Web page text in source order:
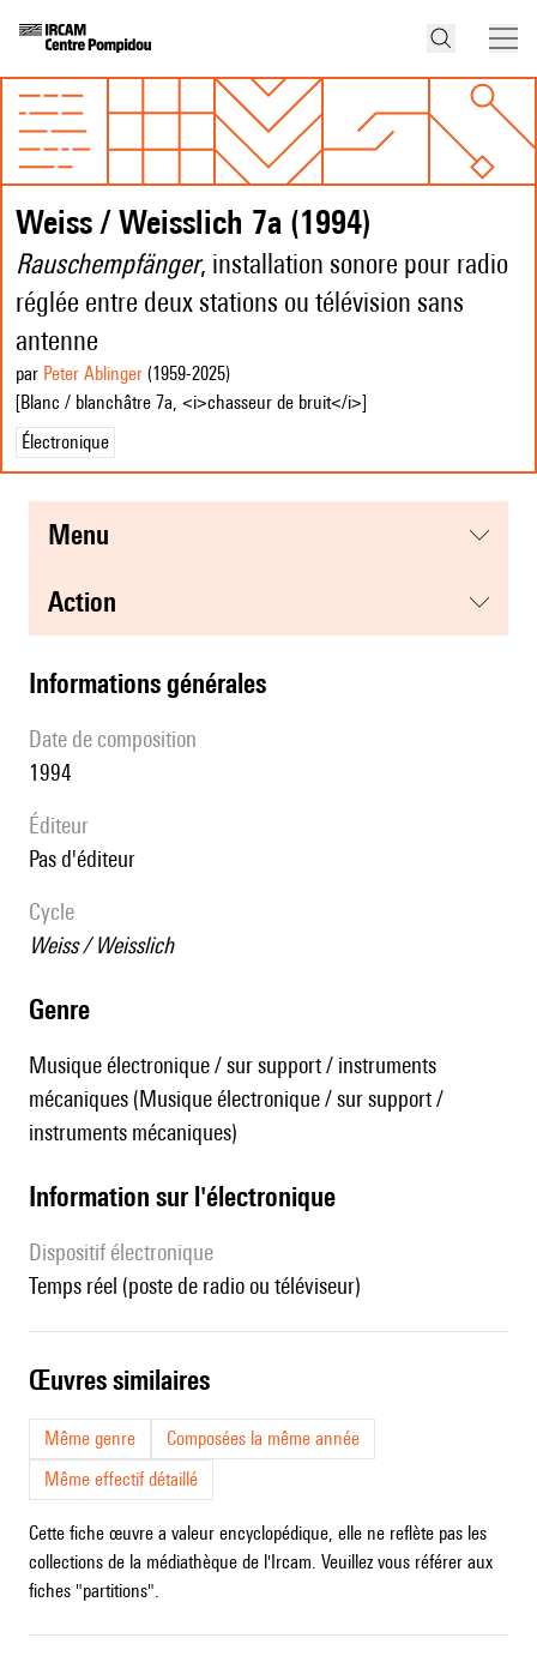
Weiss / Weisslich 7a (1994)
Rauschempfänger, installation sonore pour radio
réglée entre deux stations ou télévision sans
antenne
par Peter Ablinger (1959-2025)
[Blanc / blanchâtre 7a, <i>chasseur de bruit</i>]
Électronique
menu
action
informations générales
date de composition
1994
éditeur
pas d'éditeur
Cycle
Weiss / Weisslich
genre
Musique électronique / sur support / instruments
mécaniques (Musique électronique / sur support /
instruments mécaniques)
Information sur l'électronique
Dispositif électronique
temps réel (poste de radio ou téléviseur)
œuvres similaires
Même genre
Composées la même année
Même effectif détaillé
Cette fiche œuvre a valeur encyclopédique, elle ne reflète pas les
collections de la médiathèque de l'Ircam. Veuillez vous référer aux
fiches "partitions".